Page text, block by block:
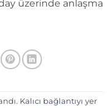
üzerinde anlaşma
Kalıcı bağlantıyı yer